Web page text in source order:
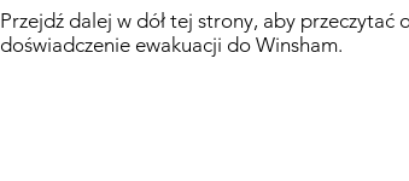
Przejdź dalej w dół tej strony, aby
doświadczenie ewakuacji do Winsham.